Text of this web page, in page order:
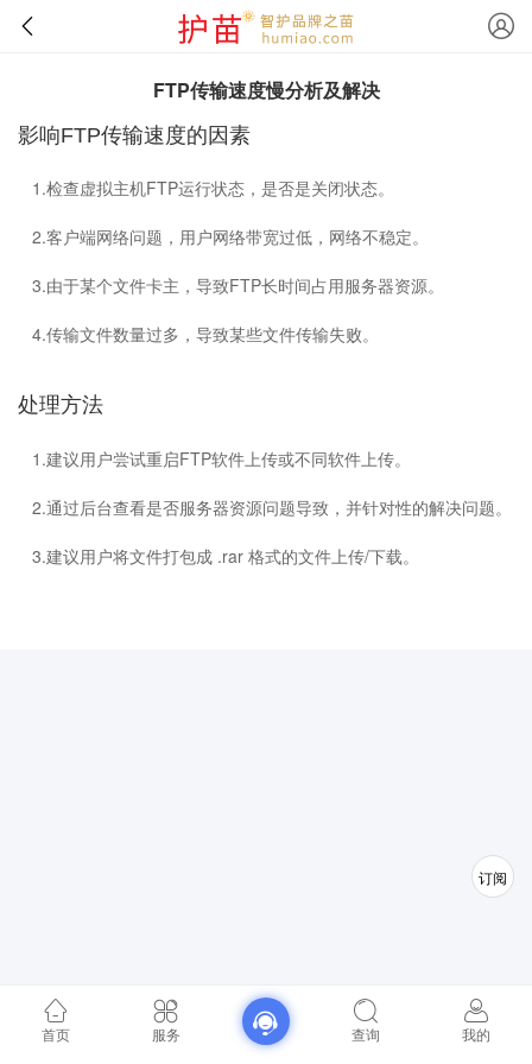
FTP传输速度慢分析及解决
影响FTP传输速度的因素
1.检查虚拟主机FTP运行状态，是否是关闭状态。
2.客户端网络问题，用户网络带宽过低，网络不稳定。
3.由于某个文件卡主，导致FTP长时间占用服务器资源。
4.传输文件数量过多，导致某些文件传输失败。
处理方法
1.建议用户尝试重启FTP软件上传或不同软件上传。
2.通过后台查看是否服务器资源问题导致，并针对性的解决问题。
3.建议用户将文件打包成 .rar 格式的文件上传/下载。
首页 服务 查询 我的
订阅